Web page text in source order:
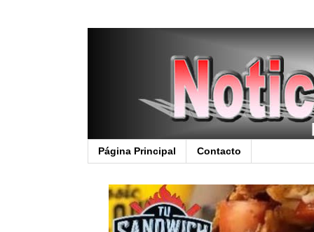
Página Principal Contacto